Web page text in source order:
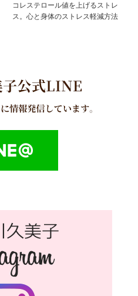
コレステロール値を上げるストレ
ス。心と身体のストレス軽減方法